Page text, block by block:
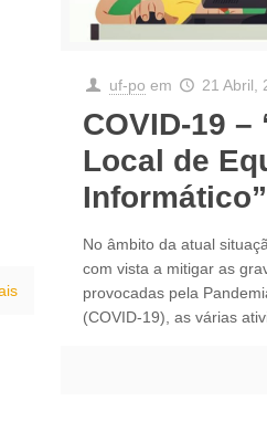
uf-po em 21 Abril,
COVID-19 –
Local de
Informático”
No âmbito da atual
com vista a mitigar as
provocadas pela
(COVID-19), as várias